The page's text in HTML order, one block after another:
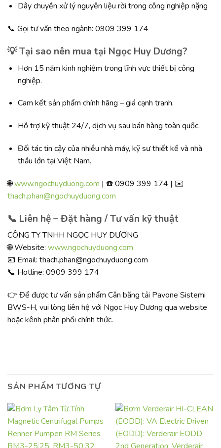
Dây chuyền xử lý nguyên liệu rời trong công nghiệp nặng
📞 Gọi tư vấn theo ngành: 0909 399 174
💡 Tại sao nên mua tại Ngọc Huy Dương?
Hơn 15 năm kinh nghiệm trong lĩnh vực thiết bị công
nghiệp.
Cam kết sản phẩm chính hãng – giá cạnh tranh.
Hỗ trợ kỹ thuật 24/7, dịch vụ sau bán hàng toàn quốc.
Đối tác tin cậy của nhiều nhà máy, kỹ sư thiết kế và nhà
thầu lớn tại Việt Nam.
🌐www.ngochuyduong.com | ☎️ 0909 399 174 | ✉️
thach.phan@ngochuyduong.com
📞 Liên hệ – Đặt hàng / Tư vấn kỹ thuật
CÔNG TY TNHH NGỌC HUY DƯƠNG
🌐 Website: www.ngochuyduong.com
📧 Email: thach.phan@ngochuyduong.com
📞 Hotline: 0909 399 174
👉 Để được tư vấn sản phẩm Cân băng tải Pavone Sistemi
BWS-H, vui lòng liên hệ với Ngọc Huy Dương qua website
hoặc kênh phân phối chính thức.
SẢN PHẨM TƯƠNG TỰ